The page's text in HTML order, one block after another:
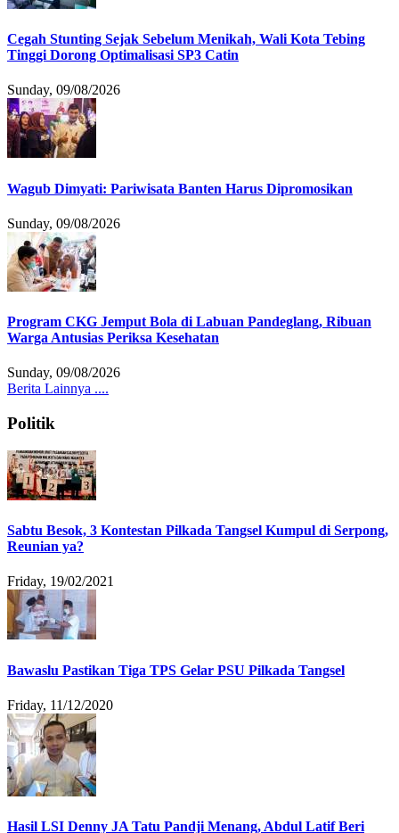
Cegah Stunting Sejak Sebelum Menikah, Wali Kota Tebing
Tinggi Dorong Optimalisasi SP3 Catin
Sunday, 09/08/2026
Wagub Dimyati: Pariwisata Banten Harus Dipromosikan
Sunday, 09/08/2026
Program CKG Jemput Bola di Labuan Pandeglang, Ribuan
Warga Antusias Periksa Kesehatan
Sunday, 09/08/2026
Berita Lainnya ....
Politik
Sabtu Besok, 3 Kontestan Pilkada Tangsel Kumpul di Serpong,
Reunian ya?
Friday, 19/02/2021
Bawaslu Pastikan Tiga TPS Gelar PSU Pilkada Tangsel
Friday, 11/12/2020
Hasil LSI Denny JA Tatu Pandji Menang, Abdul Latif Beri